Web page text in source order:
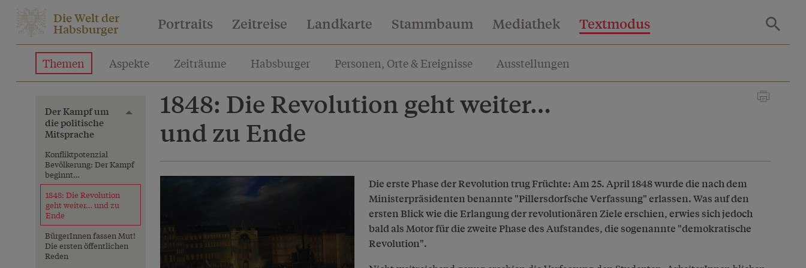
Die Welt der
Habsburger Portraits Zeitreise Landkarte Stammbaum Mediathek Textmodus
Themen Aspekte Zeiträume Habsburger Personen, Orte & Ereignisse Ausstellungen
Der Kampf um
die politische
Mitsprache
Toggle menu
Konfliktpotenzial
Bevölkerung: Der Kampf
beginnt…
1848: Die Revolution
geht weiter… und zu
Ende
BürgerInnen fassen Mut!
Die ersten öffentlichen
Reden
1848: Die Revolution geht weiter…
und zu Ende
Die erste Phase der Revolution trug Früchte: Am 25. April 1848 wurde die nach dem
Ministerpräsidenten benannte "Pillersdorfsche Verfassung" erlassen. Was auf den
ersten Blick wie die Erlangung der revolutionären Ziele erschien, erwies sich jedoch
bald als Motor für die zweite Phase des Aufstandes, die sogenannte "demokratische
Revolution".